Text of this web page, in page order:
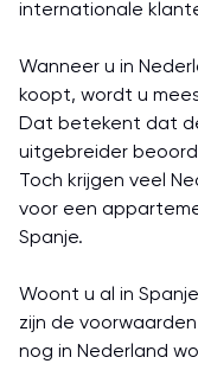
internationale
Wanneer u in
koopt, wordt u
Dat betekent dat
uitgebreider
Toch krijgen veel
voor een
Spanje.
Woont u al in
zijn de
nog in Nederland